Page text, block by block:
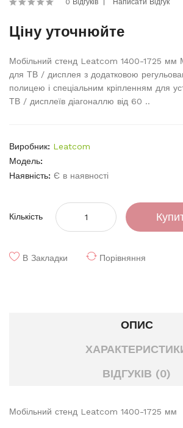
0 Відгуків Написати Відгук
Ціну уточнюйте
Мобільний стенд Leatcom 1400-1725 мм
для ТВ / дисплея з додатковою
полицею і спеціальним кріпленням для
ТВ / дисплеїв діагоналлю від 60 ..
Виробник: Leatcom
Модель:
Наявність: Є в наявності
Кількість
В Закладки Порівняння
ОПИС
ВІДГУКІВ (0)
Мобільний стенд Leatcom 1400-1725 мм